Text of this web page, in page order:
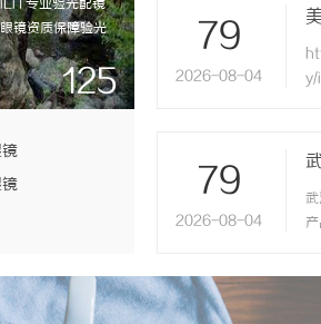
专业验光配镜
镜资质保障验光
联系
暮
业验光配镜的写字
透明价格和直营
60%优惠，兼顾
125
79
2026-08-04
y/
79
2026-08-04